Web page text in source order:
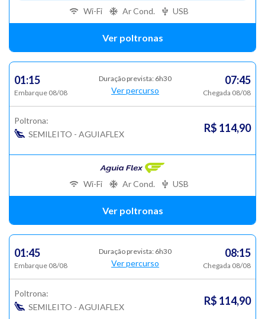
Ver poltronas
Wi-Fi Ar Cond. USB
01:15
Embarque 08/08
Duração prevista: 6h30
Ver percurso
07:45
Chegada 08/08
Poltrona:
SEMILEITO - AGUIAFLEX
R$ 114,90
Ver poltronas
Wi-Fi Ar Cond. USB
01:45
Embarque 08/08
Duração prevista: 6h30
Ver percurso
08:15
Chegada 08/08
Poltrona:
SEMILEITO - AGUIAFLEX
R$ 114,90